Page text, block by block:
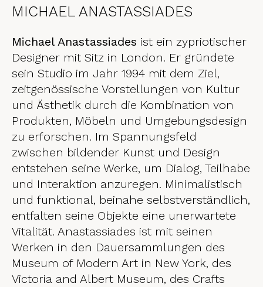
MICHAEL ANASTASSIADES
Michael Anastassiades ist ein zypriotischer
Designer mit Sitz in London. Er gründete
sein Studio im Jahr 1994 mit dem Ziel,
zeitgenössische Vorstellungen von Kultur
und Ästhetik durch die Kombination von
Produkten, Möbeln und Umgebungsdesign
zu erforschen. Im Spannungsfeld
zwischen bildender Kunst und Design
entstehen seine Werke, um Dialog, Teilhabe
und Interaktion anzuregen. Minimalistisch
und funktional, beinahe selbstverständlich,
entfalten seine Objekte eine unerwartete
Vitalität. Anastassiades ist mit seinen
Werken in den Dauersammlungen des
Museum of Modern Art in New York, des
Victoria and Albert Museum, des Crafts